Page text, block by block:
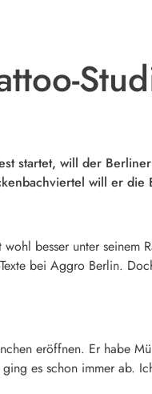
startet, will der
will er
besser unter seinem
bei Aggro Berlin.
eröffnen. Er habe
es schon immer ab.